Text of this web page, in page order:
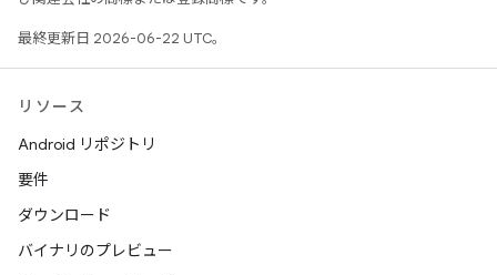
最終更新日 2026-06-22 UTC。
リソース
Android リポジトリ
要件
ダウンロード
バイナリのプレビュー